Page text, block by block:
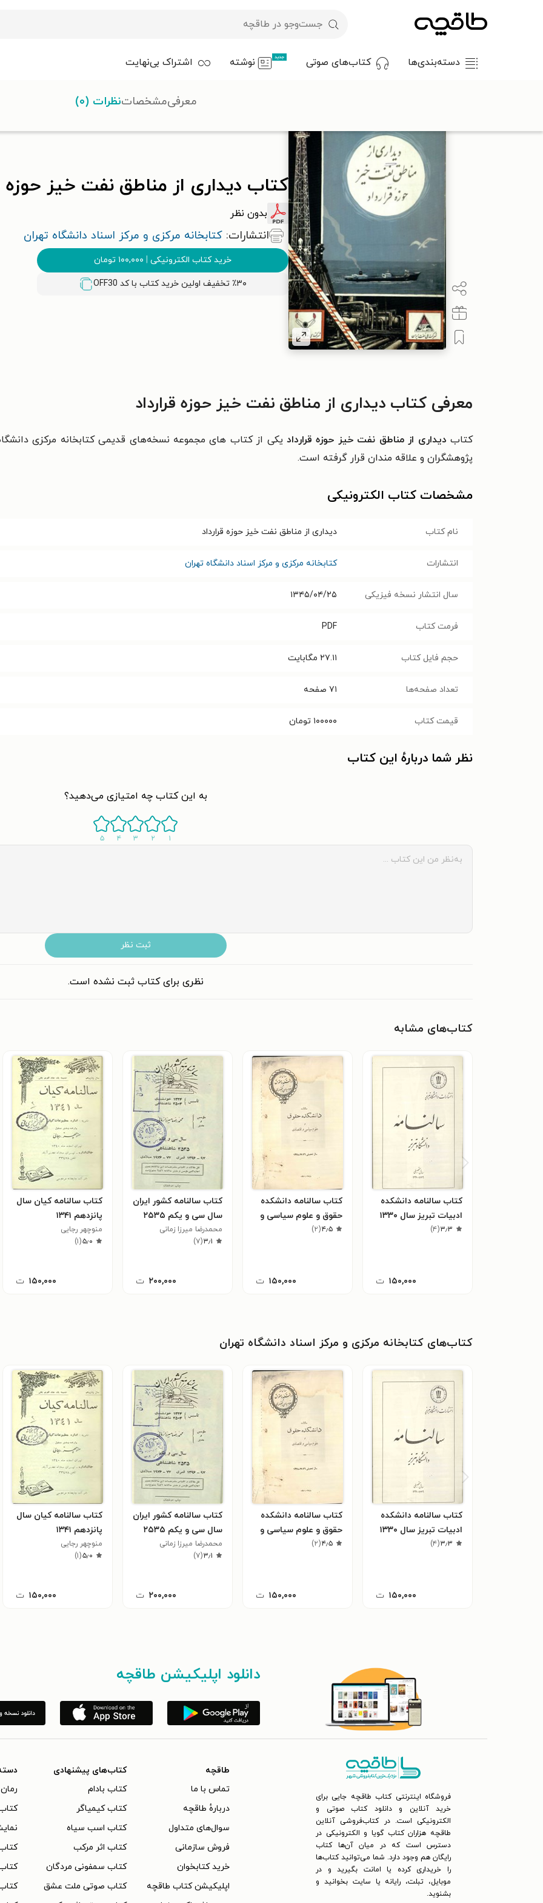
دسته‌بندی‌ها کتاب‌های صوتی جدید نوشته اشتراک بی‌نهایت
کتاب دیداری از مناطق نفت خیز حوزه
بدون نظر
انتشارات: کتابخانه مرکزی و مرکز اسناد دانشگاه تهران
خرید کتاب الکترونیکی | ۱۰۰,۰۰۰ تومان
٪۳۰ تخفیف اولین خرید کتاب با کد OFF30
معرفیمشخصاتنظرات (۰)
معرفی کتاب دیداری از مناطق نفت خیز حوزه قرارداد
کتاب دیداری از مناطق نفت خیز حوزه قراردادیکی از کتاب های مجموعه نسخه‌های قدیمی کتابخانه مرکزی
پژوهشگران و علاقه مندان قرار گرفته است.
مشخصات کتاب الکترونیکی
نام کتاب دیداری از مناطق نفت خیز حوزه قرارداد
انتشارات کتابخانه مرکزی و مرکز اسناد دانشگاه تهران
سال انتشار نسخه فیزیکی ۱۳۴۵/۰۴/۲۵
فرمت کتاب PDF
حجم فایل کتاب ۲۷.۱۱ مگابایت
تعداد صفحه‌ها ۷۱ صفحه
قیمت کتاب ۱۰۰۰۰۰ تومان
نظر شما دربارهٔ این کتاب
به این کتاب چه امتیازی می‌دهید؟
۱ ۲ ۳ ۴ ۵
ثبت نظر
نظری برای کتاب ثبت نشده است.
کتاب‌های مشابه
کتاب سالنامه دانشکده
ادبیات تبریز سال ۱۳۳۰
۳٫۳(۴)
۱۵۰,۰۰۰ ت
کتاب سالنامه دانشکده
حقوق و علوم سیاسی و
اقتصادی سال ۱۳۲۸
۴٫۵(۲)
۱۵۰,۰۰۰ ت
کتاب سالنامه کشور ایران
سال سی و یکم ۲۵۳۵
محمد‌رضا میرزا زمانی
۳٫۱(۷)
۲۰۰,۰۰۰ ت
کتاب سالنامه کیان سال
پانزدهم ۱۳۴۱
منوچهر رجایی
۵٫۰(۱)
۱۵۰,۰۰۰ ت
کتاب‌های کتابخانه مرکزی و مرکز اسناد دانشگاه تهران
کتاب سالنامه دانشکده
ادبیات تبریز سال ۱۳۳۰
۳٫۳(۴)
۱۵۰,۰۰۰ ت
کتاب سالنامه دانشکده
حقوق و علوم سیاسی و
اقتصادی سال ۱۳۲۸
۴٫۵(۲)
۱۵۰,۰۰۰ ت
کتاب سالنامه کشور ایران
سال سی و یکم ۲۵۳۵
محمد‌رضا میرزا زمانی
۳٫۱(۷)
۲۰۰,۰۰۰ ت
کتاب سالنامه کیان سال
پانزدهم ۱۳۴۱
منوچهر رجایی
۵٫۰(۱)
۱۵۰,۰۰۰ ت
دانلود اپلیکیشن طاقچه
فروشگاه اینترنتی کتاب طاقچه جایی برای
خرید آنلاین و دانلود کتاب صوتی و
الکترونیکی است. در کتاب‌فروشی آنلاین
طاقچه هزاران کتاب گویا و الکترونیکی در
دسترس است که در میان آن‌ها کتاب
رایگان هم وجود دارد. شما می‌توانید کتاب‌ها
را خریداری کرده یا امانت بگیرید و در
موبایل، تبلت، رایانه یا سایت بخوانید و
بشنوید.
طاقچه
تماس با ما
دربارهٔ طاقچه
سوال‌های متداول
فروش سازمانی
خرید کتابخوان
اپلیکیشن کتاب طاقچه
کتاب‌های پیشنهادی
کتاب بادام
کتاب کیمیاگر
کتاب اسب سیاه
کتاب اثر مرکب
کتاب سمفونی مردگان
کتاب صوتی ملت عشق